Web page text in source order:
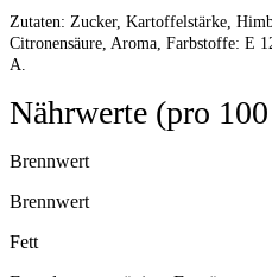
Zutaten: Zucker, Kartoffelstärke,
Citronensäure, Aroma, Farbstoffe: E
A.
Nährwerte (pro
Brennwert
Brennwert
Fett